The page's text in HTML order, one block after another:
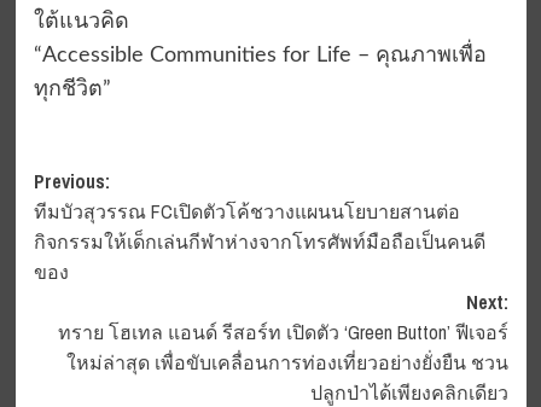
ใต้แนวคิด
“Accessible Communities for Life – คุณภาพเพื่อ
ทุกชีวิต”
Post
navigation
Previous:
ทีมบัวสุวรรณ FCเปิดตัวโค้ชวางแผนนโยบายสานต่อ
กิจกรรมให้เด็กเล่นกีฬาห่างจากโทรศัพท์มือถือเป็นคนดี
ของ
Next:
ทราย โฮเทล แอนด์ รีสอร์ท เปิดตัว ‘Green Button’ ฟีเจอร์
ใหม่ล่าสุด เพื่อขับเคลื่อนการท่องเที่ยวอย่างยั่งยืน ชวน
ปลูกป่าได้เพียงคลิกเดียว